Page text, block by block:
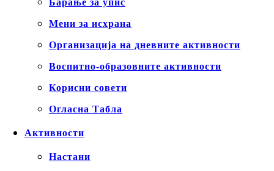
Мени за исхрана
Организација на дневните активности
Воспитно-образовните активности
Корисни совети
Огласна Табла
Активности
Настани